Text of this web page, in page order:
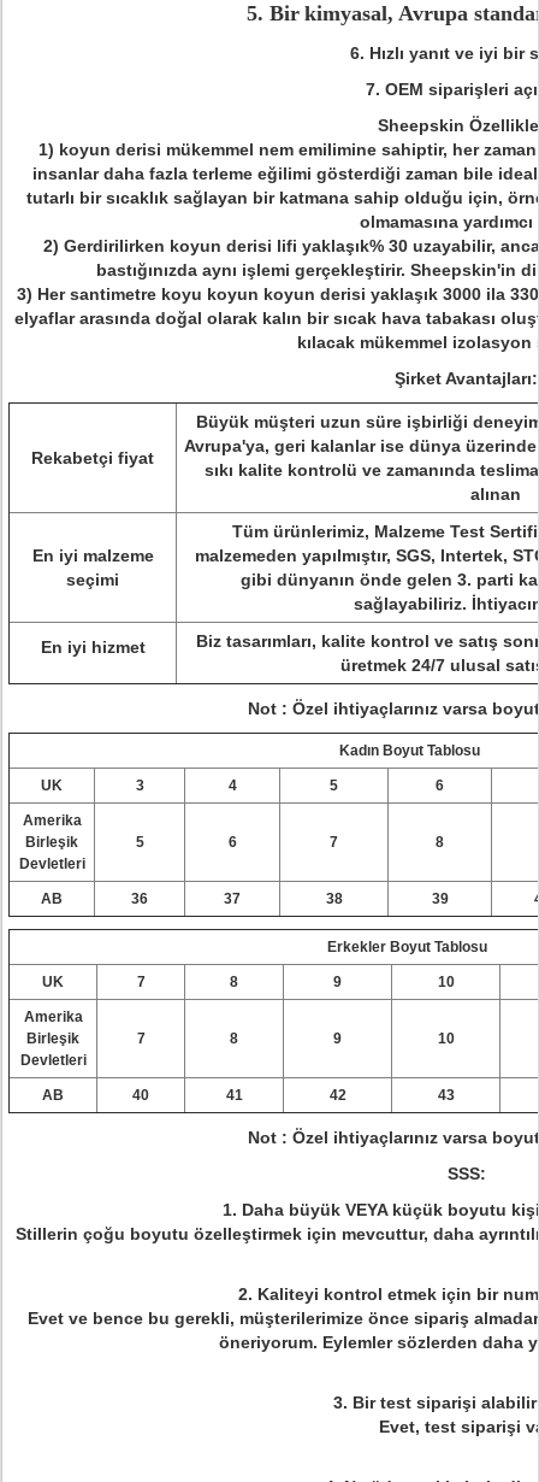
5. Bir kimyasal, Avrupa
6. Hızlı yanıt ve iyi bir
7. OEM siparişleri
Sheepskin
1) koyun derisi mükemmel nem emilimine sahiptir, her
insanlar daha fazla terleme eğilimi gösterdiği zaman bile
tutarlı bir sıcaklık sağlayan bir katmana sahip olduğu için,
olmamasına
2) Gerdirilirken koyun derisi lifi yaklaşık% 30 uzayabilir,
bastığınızda aynı işlemi gerçekleştirir. Sheepskin'in
3) Her santimetre koyu koyun koyun derisi yaklaşık 3000 ila
elyaflar arasında doğal olarak kalın bir sıcak hava tabakası
kılacak mükemmel
Şirket Avantajları:
Rekabetçi fiyat
Büyük müşteri uzun süre işbirliği
Avrupa'ya, geri kalanlar ise dünya
sıkı kalite kontrolü ve zamanında
alınan
En iyi malzeme
seçimi
Tüm ürünlerimiz, Malzeme Test
malzemeden yapılmıştır, SGS, Intertek,
gibi dünyanın önde gelen 3. parti
sağlayabiliriz.
En iyi hizmet Biz tasarımları, kalite kontrol ve satış
üretmek 24/7 ulusal
Not : Özel ihtiyaçlarınız varsa
Kadın Boyut Tablosu
UK 3 4 5 6
Amerika
Birleşik
Devletleri
5 6 7 8
AB 36 37 38 39
Erkekler Boyut Tablosu
UK 7 8 9 10
Amerika
Birleşik
Devletleri
7 8 9 10
AB 40 41 42 43
Not : Özel ihtiyaçlarınız varsa
SSS:
1. Daha büyük VEYA küçük boyutu
Stillerin çoğu boyutu özelleştirmek için mevcuttur, daha
2. Kaliteyi kontrol etmek için bir
Evet ve bence bu gerekli, müşterilerimize önce sipariş
öneriyorum. Eylemler sözlerden daha
3. Bir test siparişi
Evet, test siparişi